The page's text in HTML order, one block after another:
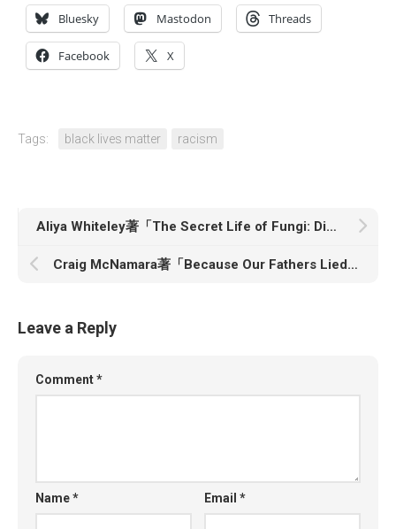
Bluesky Mastodon Threads
Facebook X
Tags: black lives matter racism
Aliya Whiteley著「The Secret Life of Fungi: Discoveries From a Hidden World」
Craig McNamara著「Because Our Fathers Lied: A Memoir of Truth and Family, from Vietnam to Today」
Leave a Reply
Comment*
Name* Email*